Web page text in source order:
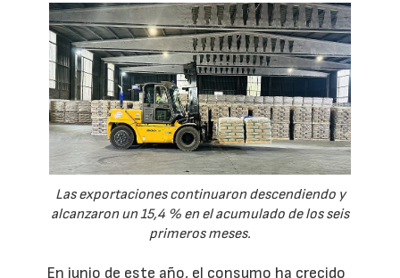
Las exportaciones continuaron descendiendo y
alcanzaron un 15,4 % en el acumulado de los seis
primeros meses.
En junio de este año, el consumo ha crecido